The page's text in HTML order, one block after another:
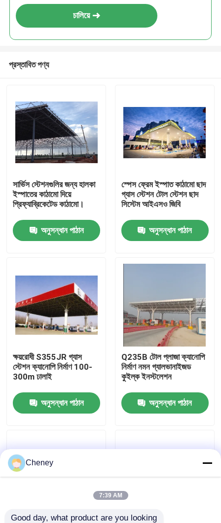
বাড়ি
আমাদের সম্পর্কে
কারখানা ভ্রমণ
মান নিয়ন্ত্রণ
যোগাযোগ করুন
মামলা
স্পেস ফ্রেম ট্রাস
চালিয়ে
প্রস্তাবিত পণ্য
সার্ভিস স্টেশনগুলির জন্য হালকা
ইস্পাতের কাঠামো দিয়ে
প্রিফ্যাব্রিকেটেড কাঠামো।
অনুসন্ধান পাঠান
স্পেস ফ্রেম ইস্পাত কাঠামো ছাদ
গ্যাস স্টেশন টোল স্টেশন ছাদ
সিস্টেম আইএসও জিবি
অনুসন্ধান পাঠান
ক্ষয়রোধী S355JR গ্যাস
স্টেশন ক্যানোপি নির্মাণ 100-
300m ঢালাই
অনুসন্ধান পাঠান
Q235B টোল প্লাজা ক্যানোপি
নির্মাণ নমন গ্যালভানাইজড
কুইল্ক ইনস্টলেশন
অনুসন্ধান পাঠান
Cheney
7:39 AM
Good day, what product are you looking